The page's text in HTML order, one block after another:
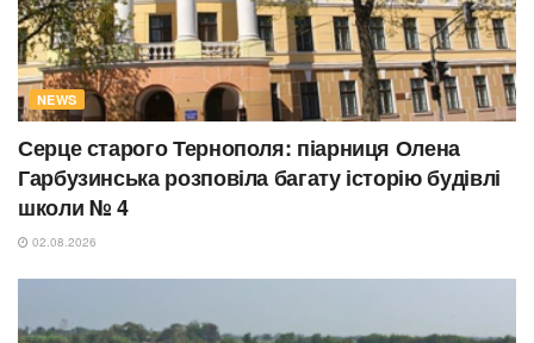
NEWS
Серце старого Тернополя: піарниця Олена
Гарбузинська розповіла багату історію будівлі
школи № 4
02.08.2026